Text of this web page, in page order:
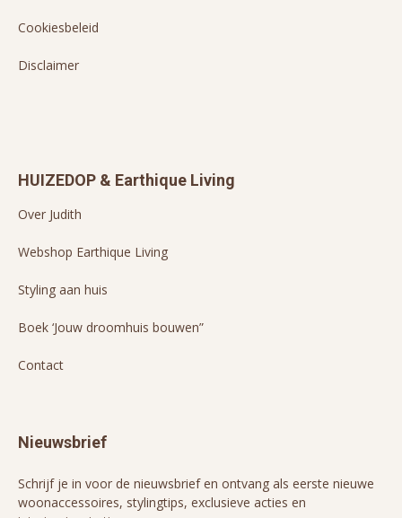
Cookiesbeleid
Disclaimer
HUIZEDOP & Earthique Living
Over Judith
Webshop Earthique Living
Styling aan huis
Boek ‘Jouw droomhuis bouwen”
Contact
Nieuwsbrief
Schrijf je in voor de nieuwsbrief en ontvang als eerste nieuwe
woonaccessoires, stylingtips, exclusieve acties en